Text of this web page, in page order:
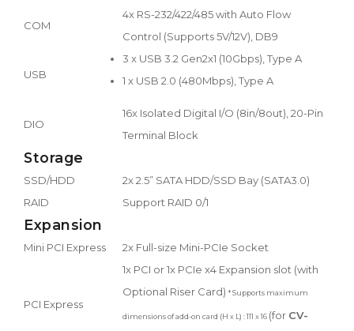
COM
4x RS-232/422/485 with Auto Flow
Control (Supports 5V/12V), DB9
USB
3 x USB 3.2 Gen2x1 (10Gbps), Type A
1 x USB 2.0 (480Mbps), Type A
DIO
16x Isolated Digital I/O (8in/8out), 20-Pin
Terminal Block
Storage
SSD/HDD
2x 2.5” SATA HDD/SSD Bay (SATA3.0)
RAID
Support RAID 0/1
Expansion
Mini PCI Express 2x Full-size Mini-PCIe Socket
PCI Express
1x PCI or 1x PCIe x4 Expansion slot (with
Optional Riser Card) * Supports maximum
dimensions of add-on card (H x L) : 111 x 16 (for CV-